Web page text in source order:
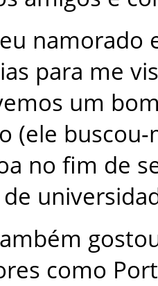
namorado
para me
um
(ele buscou-
no fim de
de
como